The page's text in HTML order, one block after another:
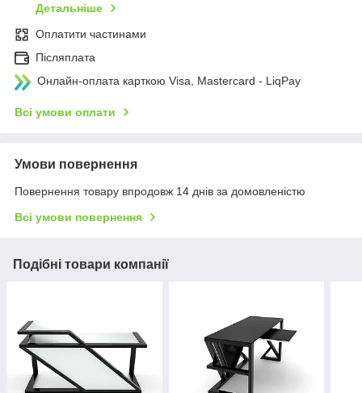
Детальніше
Оплатити частинами
Післяплата
Онлайн-оплата карткою Visa, Mastercard - LiqPay
Всі умови оплати
Умови повернення
Повернення товару впродовж 14 днів за домовленістю
Всі умови повернення
Подібні товари компанії